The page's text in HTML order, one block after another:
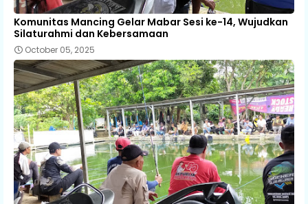
Komunitas Mancing Gelar Mabar Sesi ke-14, Wujudkan
Silaturahmi dan Kebersamaan
October 05, 2025